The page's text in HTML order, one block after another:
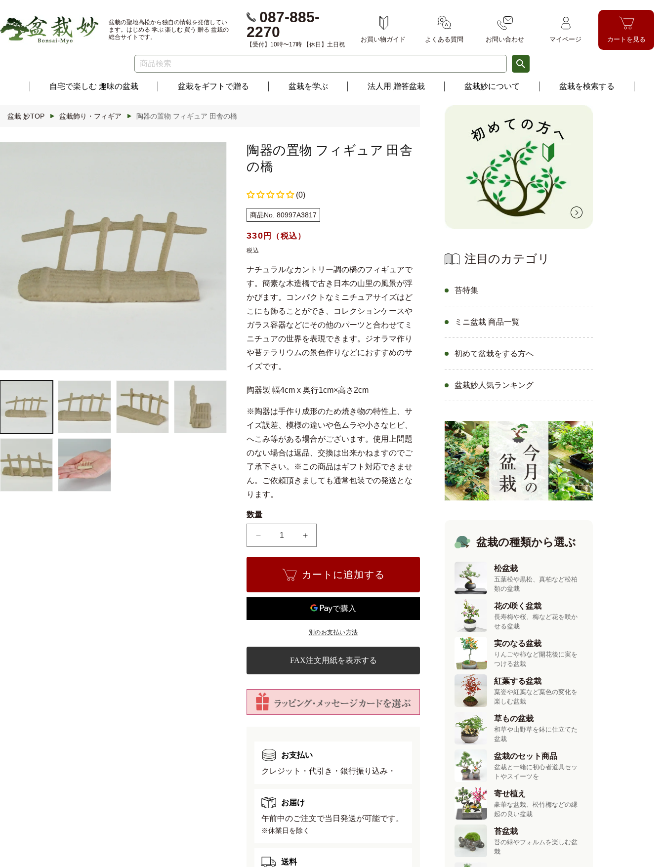
進む
盆栽の聖地高松から独自の情報を発信してい
ます。はじめる 学ぶ 楽しむ 買う 贈る 盆栽の
総合サイトです。
087-885-
2270
【受付】10時〜17時 【休日】土日祝
お買い物ガイド よくある質問 お問い合わせ マイページ カートを見る
自宅で楽しむ 趣味の盆栽 盆栽をギフトで贈る 盆栽を学ぶ 法人用 贈答盆栽 盆栽妙について 盆栽を検索する
盆栽 妙TOP 盆栽飾り・フィギア 陶器の置物 フィギュア 田舎の橋
商品情
陶器の置物 フィギュア 田舎
の橋
(0)
商品No. 80997A3817
通
常
格
330 円（税込）
税込
ナチュラルなカントリー調の橋のフィギュアで
す。簡素な木造橋で古き日本の山里の風景が浮
かびます。コンパクトなミニチュアサイズはど
こにも飾ることができ、コレクションケースや
ガラス容器などにその他のパーツと合わせてミ
ニチュアの世界を表現できます。ジオラマ作り
や苔テラリウムの景色作りなどにおすすめのサ
イズです。
陶器製 幅4cm x 奥行1cm×高さ2cm
※陶器は手作り成形のため焼き物の特性上、サ
イズ誤差、模様の違いや色ムラや小さなヒビ、
へこみ等がある場合がございます。使用上問題
のない場合は返品、交換は出来かねますのでご
了承下さい。※この商品はギフト対応できませ
ん。ご依頼頂きましても通常包装での発送とな
ります。
数量
フ
ア
橋
の
減
ら
す
陶
置
フ
ィ
ュ
ア
田
の
増
や
す
カートに追加する
別のお支払い方法
FAX注文用紙を表示する
お支払い
クレジット・代引き・銀行振り込み・
お届け
午前中のご注文で当日発送が可能です。
※休業日を除く
送料
注目のカテゴリ
苔特集
ミニ盆栽 商品一覧
初めて盆栽をする方へ
盆栽妙人気ランキング
盆栽の種類から選ぶ
松盆栽
五葉松や黒松、真柏など松柏
類の盆栽
花の咲く盆栽
長寿梅や桜、梅など花を咲か
せる盆栽
実のなる盆栽
りんごや柿など開花後に実を
つける盆栽
紅葉する盆栽
葉姿や紅葉など葉色の変化を
楽しむ盆栽
草もの盆栽
和草や山野草を鉢に仕立てた
盆栽
盆栽のセット商品
盆栽と一緒に初心者道具セッ
トやスイーツを
寄せ植え
豪華な盆栽、松竹梅などの縁
起の良い盆栽
苔盆栽
苔の緑やフォルムを楽しむ盆
栽